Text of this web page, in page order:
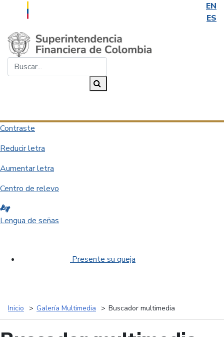
EN
ES
Saltar al contenido principal
Contraste
Reducir letra
Aumentar letra
Centro de relevo
Lengua de señas
Presente su queja
Inicio Galería Multimedia Buscador multimedia